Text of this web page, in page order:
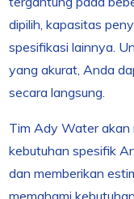
dipilih, kapasitas
spesifikasi lainnya.
yang akurat, Anda
secara langsung.
Tim Ady Water akan
kebutuhan spesifik
dan memberikan
memahami